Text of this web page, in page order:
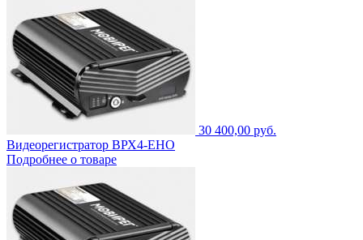
30 400,00 руб.
Видеорегистратор ВРХ4-ЕНО
Подробнее о товаре